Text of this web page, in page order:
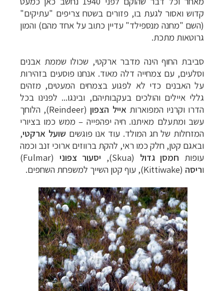
קדוש ואסור לגעת בו, פזורים בשטח צריפים "עתיקים"
(השם "מחנה מנספילד" עדיין כתוב על אחד מהם) והמון
גרוטאות מתכת.
סביבת החוף הינה מדבר ארקטי, שכולו שממת אבנים
וסלעים, עם צמחייה דלה מאוד. אנחנו פוסעים בזהירות
על האבנים כדי לא לפגוע בצמחים המעטים, מזהים
גללי איילים והולכים בעקבותיהם, ובינגו... לפנינו בכל
הדרו וקרניו המפוארות אייל הצפון(
Reindeer), הלוחך
עשב ומתעלם מאיתנו. חיה יפהפייה – ממש כמו בציורי
המזחלות של חג המולד. עוד אנו פוגשים שועל ארקטי,
ובאגם קטן, חלק כמו ראי, להקת ברווזים ארוכי זנב וכמה
עופות חמסן גדול (
Skua
), יסעור צפוני (
Fulmar
)
וריסה (
Kittiwake), עוף קטן השייך למשפחת השחפים.
»
הפלגות לארצות הקוטב הצפוני לחצו לקבלת כל
האפשרויות »
קרוזים והפלגות נופשלחצו לקבלת כל האפשרויות »